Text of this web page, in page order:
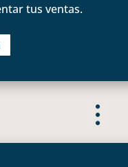
tus ventas.